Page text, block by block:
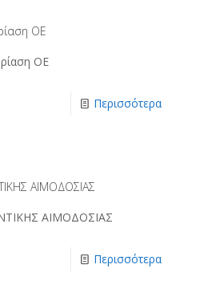
ΟΕ
ΟΕ
Περισσότερα
ΑΙΜΟΔΟΣΙΑΣ
ΑΙΜΟΔΟΣΙΑΣ
Περισσότερα